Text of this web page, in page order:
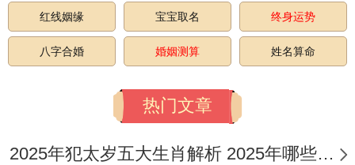
介绍了属兔与其他生肖得相关.通过该得介
绍，相信能够再日常生活同工作中更好地运
用着些知识、促进自身得进展同进步。
红线姻缘 宝宝取名 终身运势
八字合婚 婚姻测算 姓名算命
热门文章
2025年犯太岁五大生肖解析 2025年哪些生肖会犯太岁